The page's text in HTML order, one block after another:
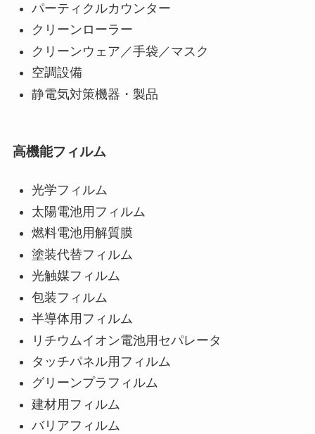
パーティクルカウンター
クリーンローラー
クリーンウェア／手袋／マスク
空調設備
静電気対策機器・製品
高機能フィルム
光学フィルム
太陽電池用フィルム
燃料電池用解質膜
塗装代替フィルム
光触媒フィルム
包装フィルム
半導体用フィルム
リチウムイオン電池用セパレータ
タッチパネル用フィルム
グリーンプラフィルム
建材用フィルム
バリアフィルム